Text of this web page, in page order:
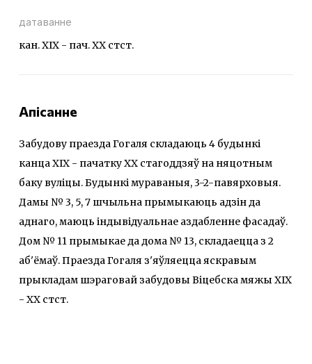
датаванне
кан. XIX - пач. ХХ стст.
Апісанне
Забудову праезда Гогаля складаюць 4 будынкі
канца XIX - пачатку XX стагоддзяў на няцотным
баку вуліцы. Будынкі мураваныя, 3-2-павярховыя.
Дамы № 3, 5, 7 шчыльна прымыкаюць адзін да
аднаго, маюць індывідуальнае аздабленне фасадаў.
Дом № 11 прымыкае да дома № 13, складаецца з 2
аб'ёмаў. Праезда Гогаля з'яўляецца яскравым
прыкладам шэраговай забудовы Віцебска мяжы XIX
- XX стст.